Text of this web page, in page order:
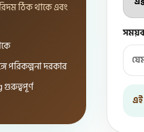
ঠিক থাকে এবং
পরিকল্পনা দরকার